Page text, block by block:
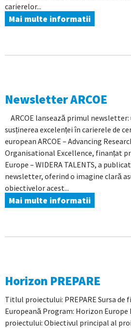
carierelor...
Mai multe informatii
Newsletter ARCOE
ARCOE lansează primul
susținerea excelenței în carierele de
european ARCOE – Advancing
Organisational Excellence, finanțat
Europe – WIDERA TALENTS, a
newsletter, oferind o imagine clară
obiectivelor acest...
Mai multe informatii
Horizon PREPARE
Titlul proiectului: PREPARE Sursa de
Europeană Program: Horizon
proiectului: Obiectivul principal al